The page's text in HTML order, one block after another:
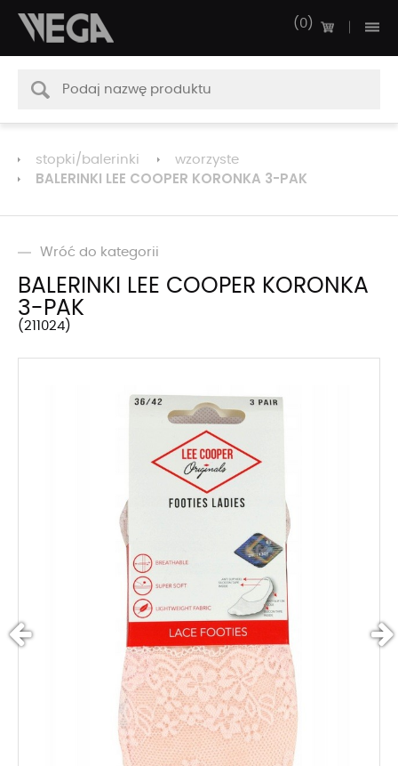
0
stopki/balerinki wzorzyste
BALERINKI LEE COOPER KORONKA 3-PAK
Wróć do kategorii
BALERINKI LEE COOPER KORONKA
3-PAK
211024